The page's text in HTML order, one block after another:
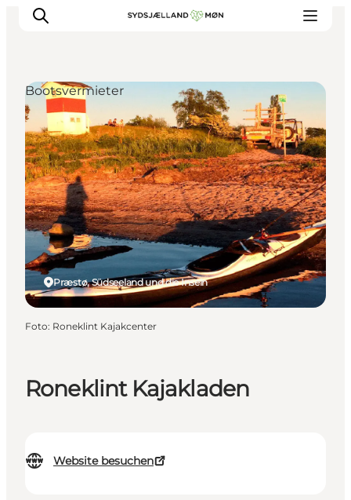
Erleben
Städte und Orte
Events
Essen
Unterkunft
Reise planen
Roneklint Kajakladen
Website besuchen
Præstø, Südseeland und die Inseln
Bootsvermieter
Foto: Roneklint Kajakcenter